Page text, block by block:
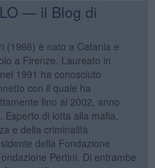
— il Blog di
(1966) è nato a Catania e
a Firenze. Laureato in
1991 ha conosciuto
con il quale ha
fino al 2002, anno
Esperto di lotta alla mafia,
e della criminalità
della Fondazione
Pertini. Di entrambe